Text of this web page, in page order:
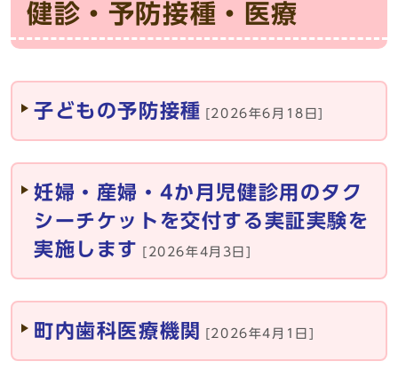
健診・予防接種・医療
メインメニュー
子どもの予防接種 [2026年6月18日]
妊婦・産婦・4か月児健診用のタク
シーチケットを交付する実証実験を
実施します
[2026年4月3日]
町内歯科医療機関 [2026年4月1日]